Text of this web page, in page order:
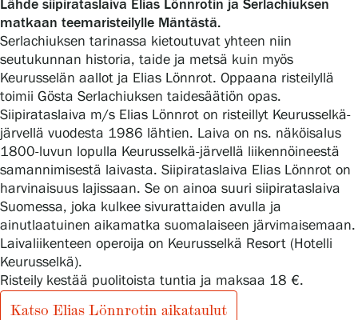
Gösta Serlachiuksen taidesäätiö
Yhteystiedot
Ravintola Gösta
Serlachius Taidesauna
Serlachius Art & Sauna Express
Medialle
Vastuullisuus
Lähde siipirataslaiva Elias Lönnrotin ja Serlachiuksen
matkaan teemaristeilylle Mäntästä.
Serlachiuksen tarinassa kietoutuvat yhteen niin
seutukunnan historia, taide ja metsä kuin myös
Keurusselän aallot ja Elias Lönnrot. Oppaana risteilyllä
toimii Gösta Serlachiuksen taidesäätiön opas.
Siipirataslaiva m/s Elias Lönnrot on risteillyt Keurusselkä-
järvellä vuodesta 1986 lähtien. Laiva on ns. näköisalus
1800-luvun lopulla Keurusselkä-järvellä liikennöineestä
samannimisestä laivasta. Siipirataslaiva Elias Lönnrot on
harvinaisuus lajissaan. Se on ainoa suuri siipirataslaiva
Suomessa, joka kulkee sivurattaiden avulla ja
ainutlaatuinen aikamatka suomalaiseen järvimaisemaan.
Laivaliikenteen operoija on Keurusselkä Resort (Hotelli
Keurusselkä).
Risteily kestää puolitoista tuntia ja maksaa 18 €.
Katso Elias Lönnrotin aikataulut